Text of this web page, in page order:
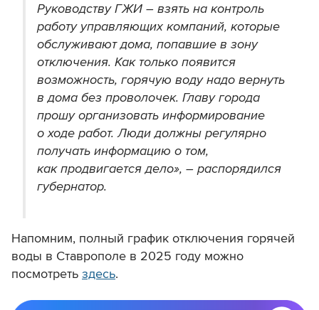
Руководству ГЖИ – взять на контроль
работу управляющих компаний, которые
обслуживают дома, попавшие в зону
отключения. Как только появится
возможность, горячую воду надо вернуть
в дома без проволочек. Главу города
прошу организовать информирование
о ходе работ. Люди должны регулярно
получать информацию о том,
как продвигается дело», – распорядился
губернатор.
Напомним, полный график отключения горячей
воды в Ставрополе в 2025 году можно
посмотреть здесь.